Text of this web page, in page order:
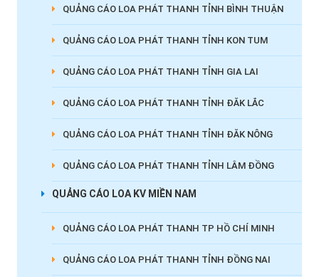
QUẢNG CÁO LOA PHÁT THANH TỈNH BÌNH THUẬN
QUẢNG CÁO LOA PHÁT THANH TỈNH KON TUM
QUẢNG CÁO LOA PHÁT THANH TỈNH GIA LAI
QUẢNG CÁO LOA PHÁT THANH TỈNH ĐĂK LẮC
QUẢNG CÁO LOA PHÁT THANH TỈNH ĐĂK NÔNG
QUẢNG CÁO LOA PHÁT THANH TỈNH LÂM ĐỒNG
QUẢNG CÁO LOA KV MIỀN NAM
QUẢNG CÁO LOA PHÁT THANH TP HỒ CHÍ MINH
QUẢNG CÁO LOA PHÁT THANH TỈNH ĐỒNG NAI